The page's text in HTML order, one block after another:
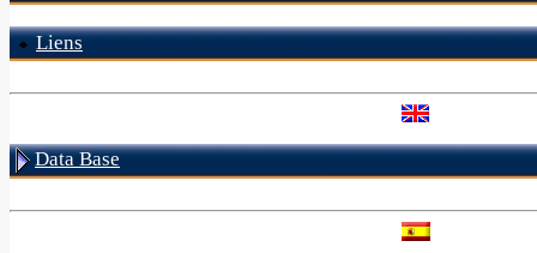
Liens
Data Base